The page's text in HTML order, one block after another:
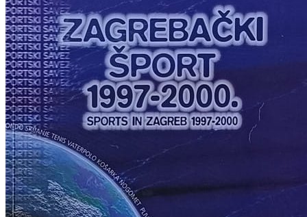
DO RELIGIJA
KNJIŽEVNOST
LIKOVNA UMJETNOST
LJEKOVITO BILJE I ZDRAVLJE
MITOLOGIJA
POVIJEST I PUBLICISTIKA
PRIRODNE ZNANOSTI
PSIHOLOGIJA, POPULARNA PSIHOLOGIJA,
ALTERNATIVA
RAZNO
RELIGIJA
OD RJEČNIKA
DO ZEMLJOVIDA
RJEČNICI, GRAMATIKE, PRAVOPISI…
ŠAH
SPORT
STRIPOVI
TEHNIČKE ZNANOSTI
TEORIJA I POVIJEST KNJIŽEVNOSTI
VEDUTE